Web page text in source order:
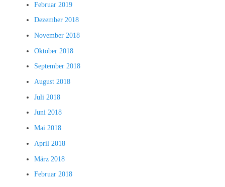
Februar 2019
Dezember 2018
November 2018
Oktober 2018
September 2018
August 2018
Juli 2018
Juni 2018
Mai 2018
April 2018
März 2018
Februar 2018